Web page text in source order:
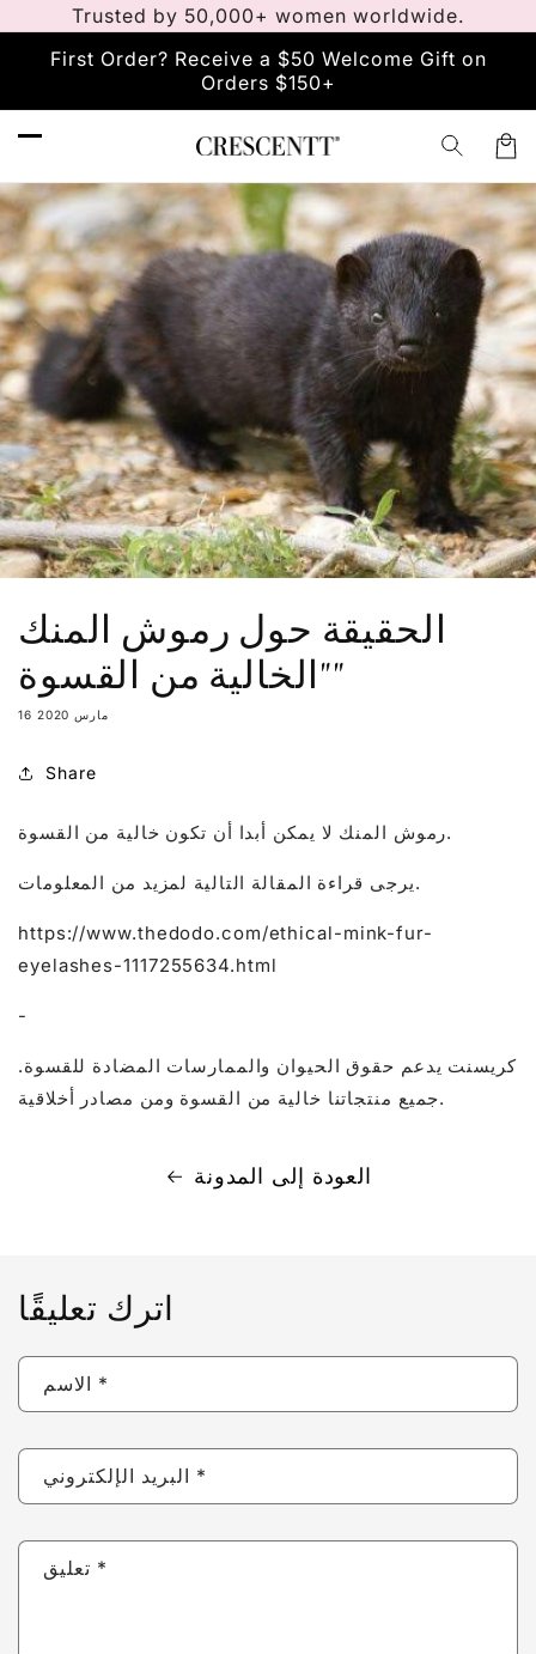
انتقل
إلى
المحتوى
Trusted by 50,000+ women worldwide.
First Order? Receive a $50 Welcome Gift on
Orders $150+
الحقيقة حول رموش المنك
"الخالية من القسوة"
16 مارس 2020
Share
رموش المنك لا يمكن أبدا أن تكون خالية من القسوة.
يرجى قراءة المقالة التالية لمزيد من المعلومات.
https://www.thedodo.com/ethical-mink-fur-
eyelashes-1117255634.html
-
كريسنت يدعم حقوق الحيوان والممارسات المضادة للقسوة.
جميع منتجاتنا خالية من القسوة ومن مصادر أخلاقية.
العودة إلى المدونة
اترك تعليقًا
*
*
*